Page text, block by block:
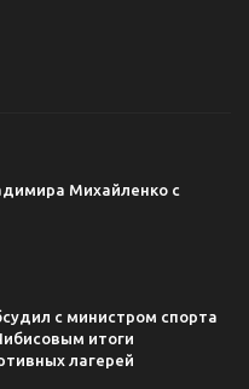
Михайленко с
с министром спорта
итоги
лагерей